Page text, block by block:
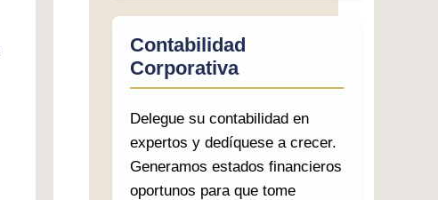
Contabilidad
Corporativa
Delegue su contabilidad en
expertos y dedíquese a crecer.
Generamos estados financieros
oportunos para que tome